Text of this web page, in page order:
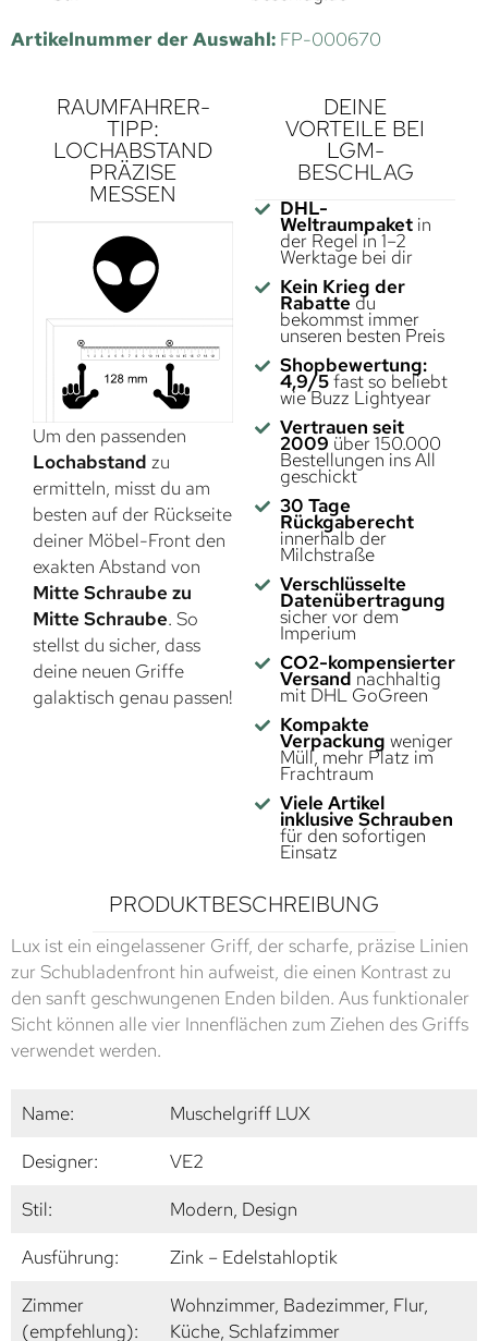
Artikelnummer der Auswahl: FP-000670
RAUMFAHRER-
TIPP:
LOCHABSTAND
PRÄZISE
MESSEN
Um den passenden
Lochabstand zu
ermitteln, misst du am
besten auf der Rückseite
deiner Möbel-Front den
exakten Abstand von
Mitte Schraube zu
Mitte Schraube. So
stellst du sicher, dass
deine neuen Griffe
galaktisch genau passen!
DEINE
VORTEILE BEI
LGM-
BESCHLAG
DHL-
Weltraumpaketin
der Regel in 1–2
Werktage bei dir
Kein Krieg der
Rabatte du
bekommst immer
unseren besten Preis
Shopbewertung:
4,9/5fast so beliebt
wie Buzz Lightyear
Vertrauen seit
2009 über 150.000
Bestellungen ins All
geschickt
30 Tage
Rückgaberecht
innerhalb der
Milchstraße
Verschlüsselte
Datenübertragung
sicher vor dem
Imperium
CO2-kompensierter
Versand nachhaltig
mit DHL GoGreen
Kompakte
Verpackung weniger
Müll, mehr Platz im
Frachtraum
Viele Artikel
inklusive Schrauben
für den sofortigen
Einsatz
PRODUKTBESCHREIBUNG
Lux ist ein eingelassener Griff, der scharfe, präzise Linien
zur Schubladenfront hin aufweist, die einen Kontrast zu
den sanft geschwungenen Enden bilden. Aus funktionaler
Sicht können alle vier Innenflächen zum Ziehen des Griffs
verwendet werden.
Name:
Muschelgriff LUX
Designer:
VE2
Stil:
Modern, Design
Ausführung:
Zink – Edelstahloptik
Zimmer
(empfehlung):
Wohnzimmer, Badezimmer, Flur,
Küche, Schlafzimmer